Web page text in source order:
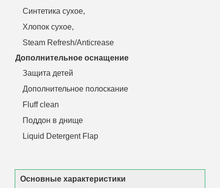
Синтетика сухое,
Хлопок сухое,
Steam Refresh/Anticrease
Дополнительное оснащение
Защита детей
Дополнительное полоскание
Fluff clean
Поддон в днище
Liquid Detergent Flap
Основные характеристики